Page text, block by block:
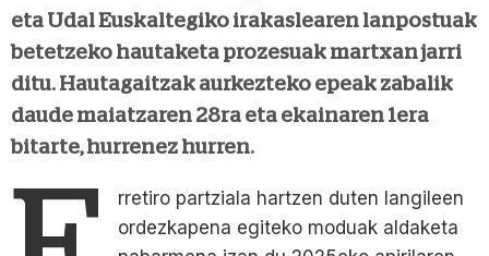
eta Udal Euskaltegiko irakaslearen lanpostuak
betetzeko hautaketa prozesuak martxan jarri
ditu. Hautagaitzak aurkezteko epeak zabalik
daude maiatzaren 28ra eta ekainaren 1era
bitarte, hurrenez hurren.
rretiro partziala hartzen duten langileen
ordezkapena egiteko moduak aldaketa